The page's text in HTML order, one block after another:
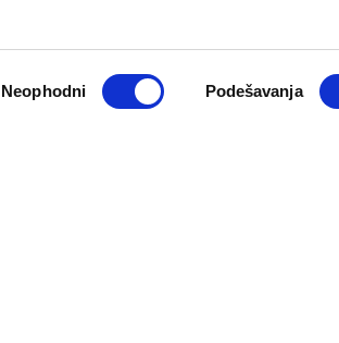
сагласности
Neophodni Podešavanja
Pantelićev Georeport
Faktor 50+
Rosić i drugovi